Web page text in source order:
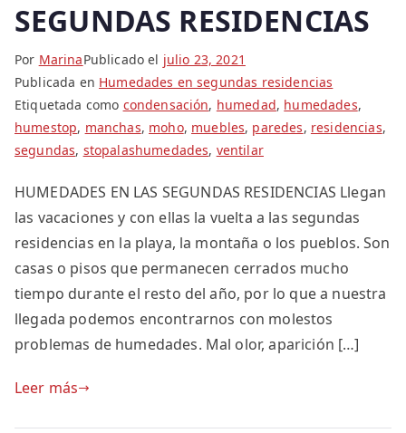
SEGUNDAS RESIDENCIAS
Por MarinaPublicado el julio 23, 2021
Publicada en Humedades en segundas residencias
Etiquetada como condensación, humedad, humedades,
humestop, manchas, moho, muebles, paredes, residencias,
segundas, stopalashumedades, ventilar
HUMEDADES EN LAS SEGUNDAS RESIDENCIAS Llegan
las vacaciones y con ellas la vuelta a las segundas
residencias en la playa, la montaña o los pueblos. Son
casas o pisos que permanecen cerrados mucho
tiempo durante el resto del año, por lo que a nuestra
llegada podemos encontrarnos con molestos
problemas de humedades. Mal olor, aparición […]
Leer más